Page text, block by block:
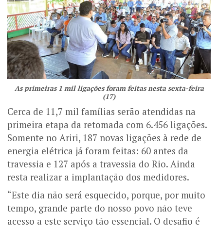
As primeiras 1 mil ligações foram feitas nesta sexta-feira
(17)
Cerca de 11,7 mil famílias serão atendidas na
primeira etapa da retomada com 6.456 ligações.
Somente no Ariri, 187 novas ligações à rede de
energia elétrica já foram feitas: 60 antes da
travessia e 127 após a travessia do Rio. Ainda
resta realizar a implantação dos medidores.
“Este dia não será esquecido, porque, por muito
tempo, grande parte do nosso povo não teve
acesso a este serviço tão essencial. O desafio é